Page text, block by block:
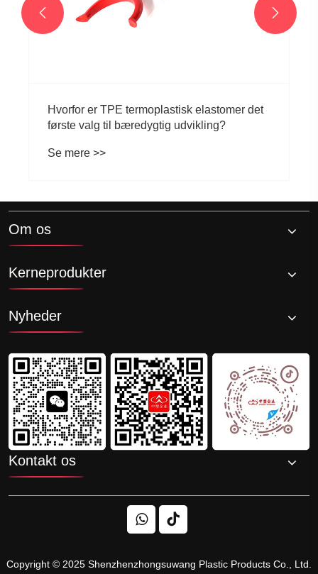
Hvorfor er TPE termoplastisk elastomer det
første valg til bæredygtig udvikling?
Se mere >>
 
Om os
Kerneprodukter
Nyheder
Kontakt os
Copyright © 2025 Shenzhenzhongsuwang Plastic Products Co., Ltd.